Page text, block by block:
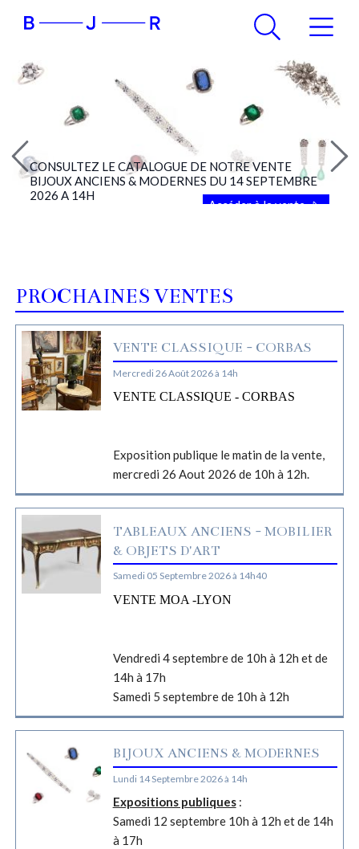
CONSULTEZ LE CATALOGUE DE NOTRE VENTE
BIJOUX ANCIENS & MODERNES DU 14 SEPTEMBRE
2026 A 14H
Accéder à la vente
PROCHAINES VENTES
VENTE CLASSIQUE - CORBAS
Mercredi 26 Août 2026 à 14h
VENTE CLASSIQUE - CORBAS
Exposition publique le matin de la vente,
mercredi 26 Aout 2026 de 10h à 12h.
TABLEAUX ANCIENS - MOBILIER
& OBJETS D'ART
Samedi 05 Septembre 2026 à 14h40
VENTE MOA -LYON
Vendredi 4 septembre de 10h à 12h et de
14h à 17h
Samedi 5 septembre de 10h à 12h
BIJOUX ANCIENS & MODERNES
Lundi 14 Septembre 2026 à 14h
Expositions publiques:
Samedi 12 septembre 10h à 12h et de 14h
à 17h